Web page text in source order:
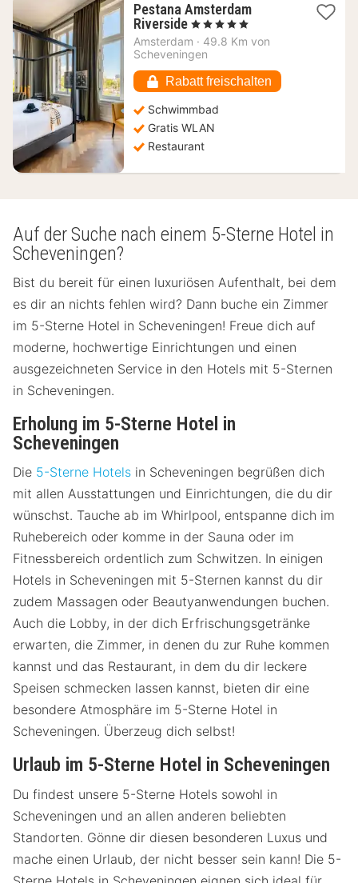
Pestana Amsterdam
Riverside 1
Nacht
ab
165,38
€
, 5 Sterne
Amsterdam · 49.8 Km von
Scheveningen
Rabatt freischalten
Schwimmbad
Gratis WLAN
Restaurant
Auf der Suche nach einem 5-Sterne Hotel in
Scheveningen?
Bist du bereit für einen luxuriösen Aufenthalt, bei dem
es dir an nichts fehlen wird? Dann buche ein Zimmer
im 5-Sterne Hotel in Scheveningen! Freue dich auf
moderne, hochwertige Einrichtungen und einen
ausgezeichneten Service in den Hotels mit 5-Sternen
in Scheveningen.
Erholung im 5-Sterne Hotel in
Scheveningen
Die 5-Sterne Hotels in Scheveningen begrüßen dich
mit allen Ausstattungen und Einrichtungen, die du dir
wünschst. Tauche ab im Whirlpool, entspanne dich im
Ruhebereich oder komme in der Sauna oder im
Fitnessbereich ordentlich zum Schwitzen. In einigen
Hotels in Scheveningen mit 5-Sternen kannst du dir
zudem Massagen oder Beautyanwendungen buchen.
Auch die Lobby, in der dich Erfrischungsgetränke
erwarten, die Zimmer, in denen du zur Ruhe kommen
kannst und das Restaurant, in dem du dir leckere
Speisen schmecken lassen kannst, bieten dir eine
besondere Atmosphäre im 5-Sterne Hotel in
Scheveningen. Überzeug dich selbst!
Urlaub im 5-Sterne Hotel in Scheveningen
Du findest unsere 5-Sterne Hotels sowohl in
Scheveningen und an allen anderen beliebten
Standorten. Gönne dir diesen besonderen Luxus und
mache einen Urlaub, der nicht besser sein kann! Die 5-